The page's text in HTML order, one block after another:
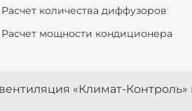
Расчет количества диффузоров
Расчет мощности кондиционера
«Климат-Контроль»